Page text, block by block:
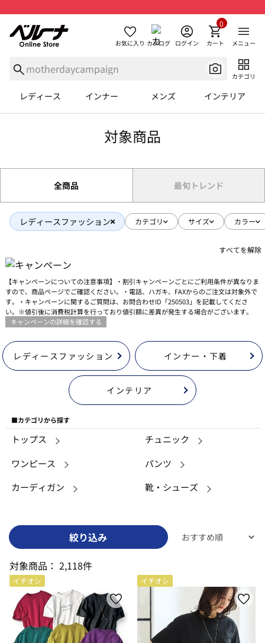
お気に入り カタログ ログイン カート
0
メニュー
カテゴリ
レディース インナー メンズ インテリア
対象商品
全商品 最旬トレンド
レディースファッション カテゴリ サイズ カラー
すべてを解除
【キャンペーンについての注意事項】・割引キャンペーンごとにご利用条件が異なりま
すので、商品ページでご確認ください。・電話、ハガキ、FAXからのご注文は対象外で
す。・キャンペーンに関するご質問は、お問合わせID「250503」を記載してくださ
い。※値引後に消費税計算を行っており値引額に差異が発生する場合がございます。
キャンペーンの詳細を確認する
レディースファッション インナー・下着
インテリア
■カテゴリから探す
トップス
チュニック
ワンピース
パンツ
カーディガン
靴・シューズ
絞り込み
対象商品： 2,118件
イチオシ イチオシ